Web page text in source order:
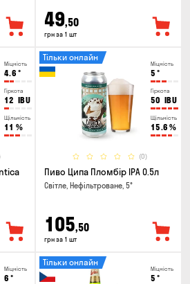
49,50
грн за 1 шт
Міцність
4.6 °
Гіркота
12 IBU
Щільність
11 %
Міцність
5 °
Гіркота
50 IBU
Щільність
15.6 %
(0)
Тільки онлайн
Пиво Ципа Пломбір IPA 0.5л
Світле, Нефільтроване, 5°
105,50
грн за 1 шт
Міцність
6 °
Міцність
5 °
Тільки онлайн